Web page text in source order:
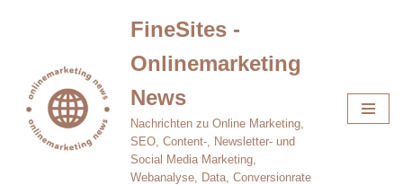
springen
FineSites -
Onlinemarketing
News
Nachrichten zu Online Marketing,
SEO, Content-, Newsletter- und
Social Media Marketing,
Webanalyse, Data, Conversionrate